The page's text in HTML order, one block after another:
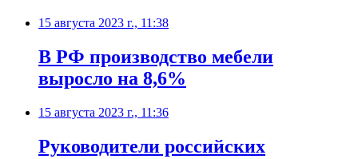
15 августа 2023 г., 11:38
В РФ производство мебели
выросло на 8,6%
15 августа 2023 г., 11:36
Руководители российских